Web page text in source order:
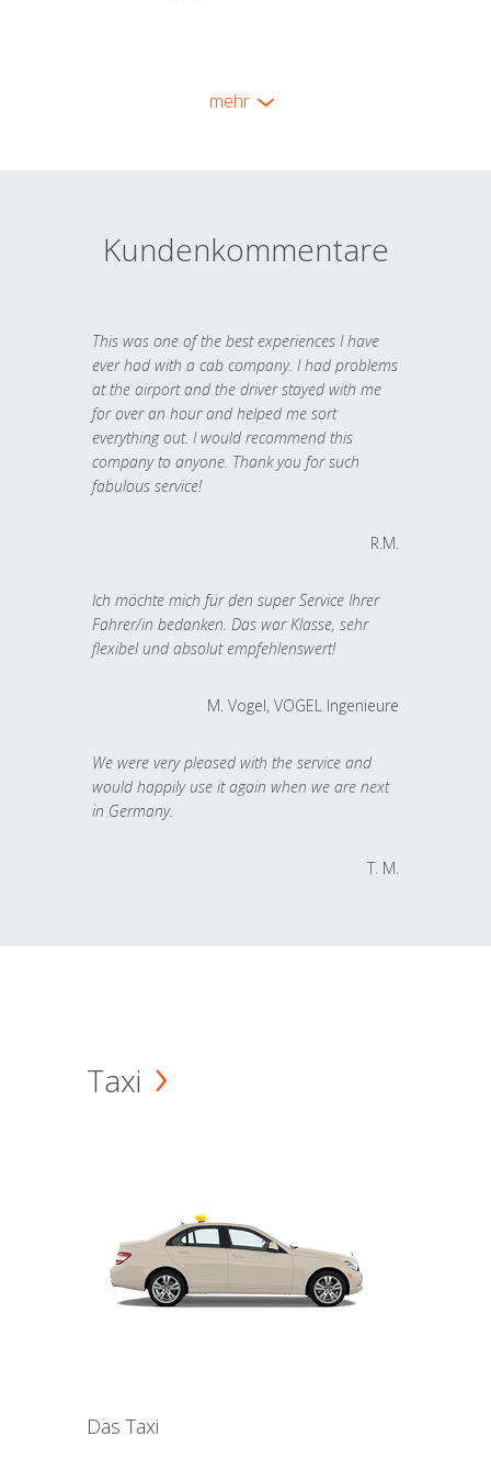
mehr
Kundenkommentare
This was one of the best experiences I have
ever had with a cab company. I had problems
at the airport and the driver stayed with me
for over an hour and helped me sort
everything out. I would recommend this
company to anyone. Thank you for such
fabulous service!
R.M.
Ich möchte mich für den super Service Ihrer
Fahrer/in bedanken. Das war Klasse, sehr
flexibel und absolut empfehlenswert!
M. Vogel, VOGEL Ingenieure
We were very pleased with the service and
would happily use it again when we are next
in Germany.
T. M.
Taxi
Das Taxi